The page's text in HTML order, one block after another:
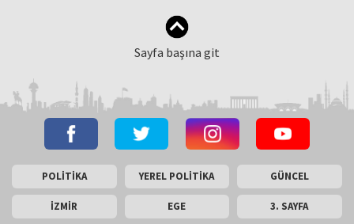
Sayfa başına git
POLİTİKA YEREL POLİTİKA GÜNCEL
İZMİR EGE 3. SAYFA